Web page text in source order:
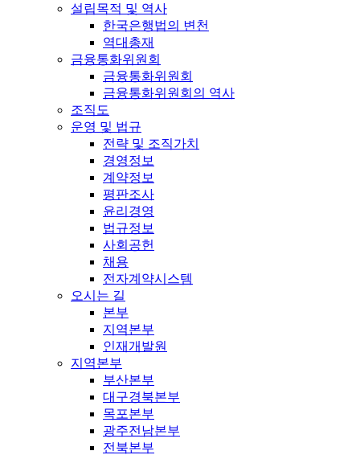
설립목적 및 역사
한국은행법의 변천
역대총재
금융통화위원회
금융통화위원회
금융통화위원회의 역사
조직도
운영 및 법규
전략 및 조직가치
경영정보
계약정보
평판조사
윤리경영
법규정보
사회공헌
채용
전자계약시스템
오시는 길
본부
지역본부
인재개발원
지역본부
부산본부
대구경북본부
목포본부
광주전남본부
전북본부